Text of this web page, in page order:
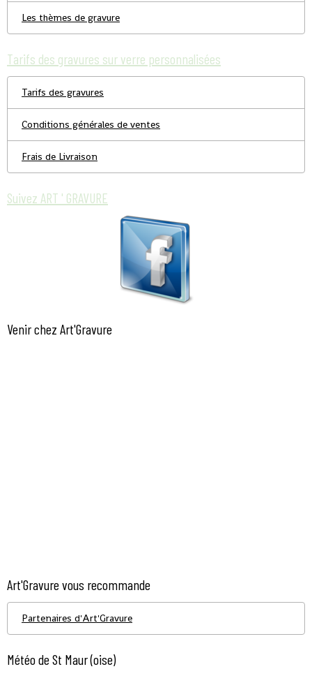
Les thèmes de gravure
Tarifs des gravures sur verre personnalisées
Tarifs des gravures
Conditions générales de ventes
Frais de Livraison
Suivez ART ' GRAVURE
Venir chez Art'Gravure
Art'Gravure vous recommande
Partenaires d'Art'Gravure
Météo de St Maur (oise)